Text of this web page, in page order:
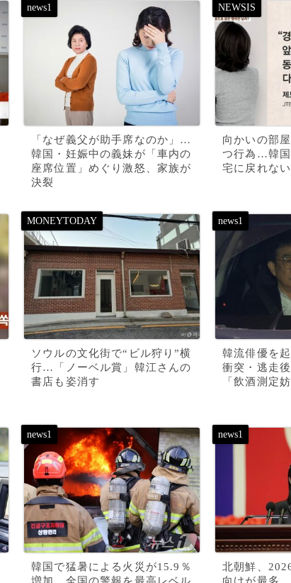
「なぜ義父が助手席なのか」…
韓国・妊娠中の義妹が「車内の
座席位置」めぐり激怒、家族が
決裂
向かいの部
つ行為…韓国
宅に戻れない
ソウルの文化街で“ビル狩り”横
行…「ノーベル賞」韓江さんの
書店も姿消す
韓流俳優を
衝突・逃走
「飲酒測定
韓国で猛暑による火災が15.9％
北朝鮮、